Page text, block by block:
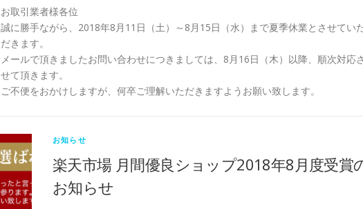
お取引業者様各位
誠に勝手ながら、2018年8月11日（土）～8月15日（水）まで夏季休業とさせてい
だきます。
メールで頂きましたお問い合わせにつきましては、8月16日（木）以降、順次対応さ
せて頂きます。
ご不便をおかけしますが、何卒ご理解いただきますようお願い致します。
お知らせ
楽天市場 月間優良ショップ2018年8月度受賞
お知らせ